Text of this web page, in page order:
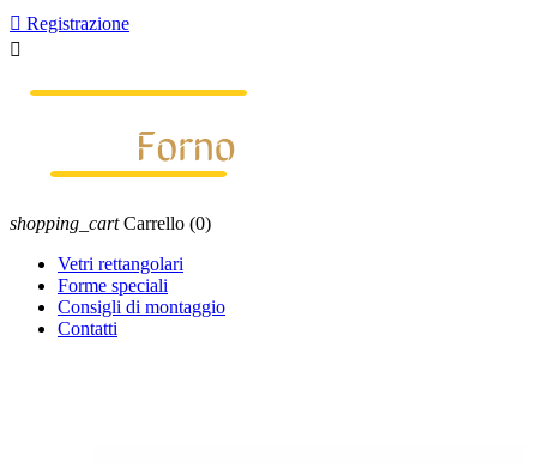
 Registrazione

shopping_cart Carrello (0)
Vetri rettangolari
Forme speciali
Consigli di montaggio
Contatti